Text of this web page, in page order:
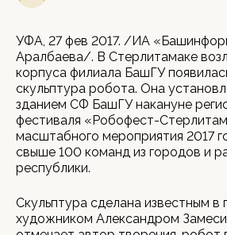
УФА, 27 фев 2017. /ИА
Аралбаева/. В Стерлитамаке
корпуса филиала БашГУ
скульптура робота. Она
зданием СФ БашГУ накануне
фестиваля «Робофест-
масштабного мероприятия 2017
свыше 100 команд из городов и
республики.
Скульптура сделана известным в
художником Александром